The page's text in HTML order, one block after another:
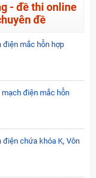
- đề thi online
đề
mắc hỗn hợp
điện mắc hỗn
chứa khóa K, Vôn